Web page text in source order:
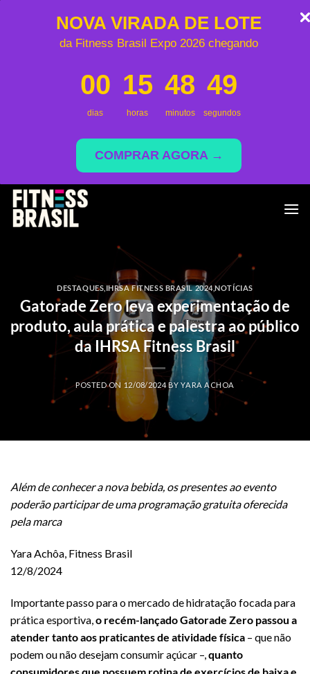
NOVA VIRADA DE LOTE
da Fitness Brasil Expo 2026 chegando
00
dias
15
horas
48
minutos
49
segundos
COMPRAR AGORA →
Skip
content
DESTAQUES IHRSA FITNESS BRASIL 2024,NOTÍCIAS
Gatorade Zero leva experimentação de
produto, aula prática e palestra ao público
da IHRSA Fitness Brasil
POSTED ON 12/08/2024 BYYARA ACHOA
Além de conhecer a nova bebida, os presentes ao evento
poderão participar de uma programação gratuita oferecida
pela marca
Yara Achôa, Fitness Brasil
12/8/2024
Importante passo para o mercado de hidratação focada para
prática esportiva, o recém-lançado Gatorade Zero passou a
atender tanto aos praticantes de atividade física – que não
podem ou não desejam consumir açúcar –, quanto
consumidores que possuem rotina de exercícios de baixa e